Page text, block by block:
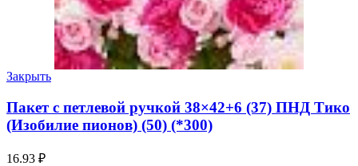
Закрыть
Пакет с петлевой ручкой 38×42+6 (37) ПНД Тико
(Изобилие пионов) (50) (*300)
16.93 ₽